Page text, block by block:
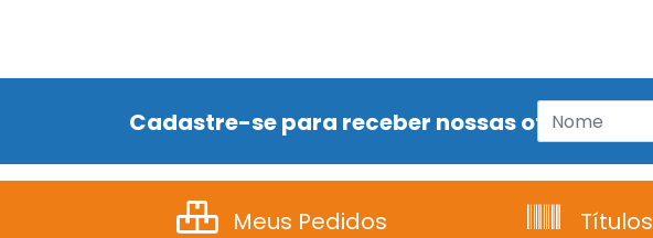
Cadastre-se para receber nossas ofertas!
Meus Pedidos Títulos